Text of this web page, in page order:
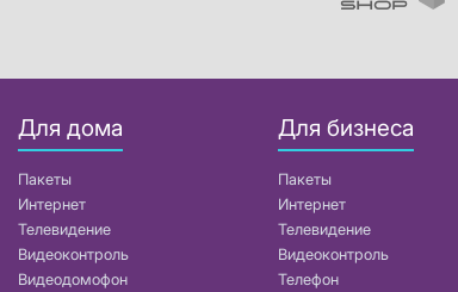
Для дома
Пакеты
Интернет
Телевидение
Видеоконтроль
Видеодомофон
Для бизнеса
Пакеты
Интернет
Телевидение
Видеоконтроль
Телефон